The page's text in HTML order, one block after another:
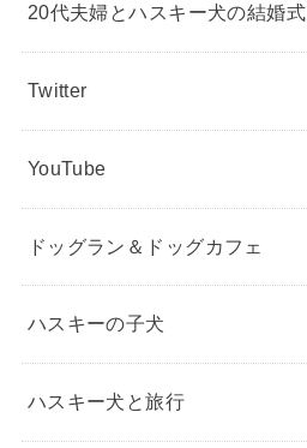
20代夫婦とハスキー犬の結婚式
Twitter
YouTube
ドッグラン＆ドッグカフェ
ハスキーの子犬
ハスキー犬と旅行